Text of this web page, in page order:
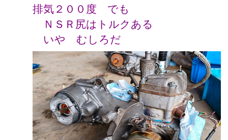
排気２００度 でも
ＮＳＲ尻はトルクある
いや むしろだ